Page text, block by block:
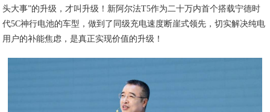
头大事”的升级，才叫升级！新阿尔法T5作为二十万内首个搭载宁德时
代5C神行电池的车型，做到了同级充电速度断崖式领先，切实解决纯电
用户的补能焦虑，是真正实现价值的升级！